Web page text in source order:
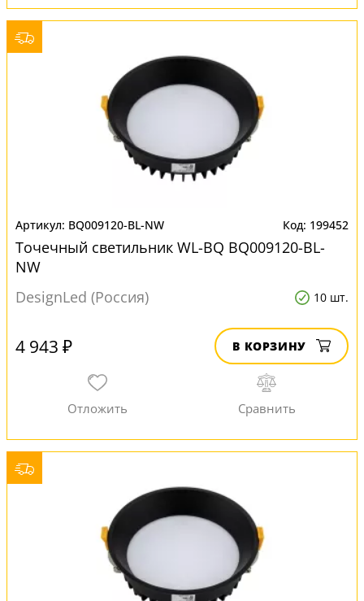
BQ009120-BL-NW 199452
Точечный светильник WL-BQ BQ009120-BL-
NW
DesignLed (Россия)
10 шт.
4 943 ₽ В КОРЗИНУ